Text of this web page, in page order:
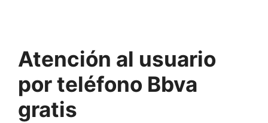
Atención al usuario
por teléfono Bbva
gratis